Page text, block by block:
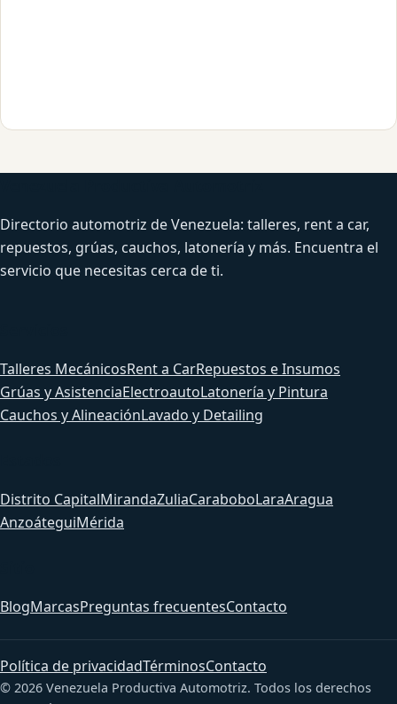
Directorio automotriz de Venezuela: talleres, rent a car,
repuestos, grúas, cauchos, latonería y más. Encuentra el
servicio que necesitas cerca de ti.
Talleres MecánicosRent a CarRepuestos e Insumos
Grúas y AsistenciaElectroautoLatonería y Pintura
Cauchos y AlineaciónLavado y Detailing
Distrito CapitalMirandaZuliaCaraboboLaraAragua
AnzoáteguiMérida
BlogMarcasPreguntas frecuentesContacto
Política de privacidadTérminosContacto
© 2026 Venezuela Productiva Automotriz. Todos los derechos